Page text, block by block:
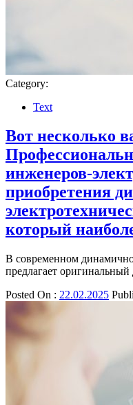
Category:
Text
Вот несколько
инженеров-
приобретения
который
В современном
предлагает
Posted On : 22.02.2025